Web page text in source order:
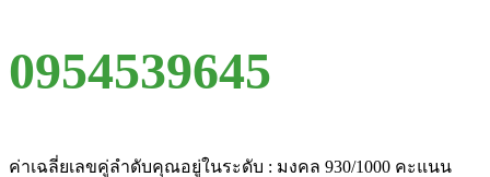
0954539645
ค่าเฉลี่ยเลขคู่ลำดับคุณอยู่ในระดับ : มงคล 930/1000 คะแนน